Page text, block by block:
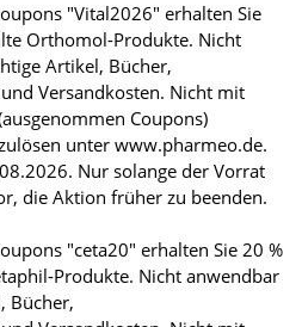
"Vital2026" erhalten Sie
Orthomol-Produkte. Nicht
Artikel, Bücher,
Versandkosten. Nicht mit
Coupons)
unter www.pharmeo.de.
Nur solange der Vorrat
die Aktion früher zu beenden.
"ceta20" erhalten Sie 20 %
Produkte. Nicht anwendbar
Bücher,